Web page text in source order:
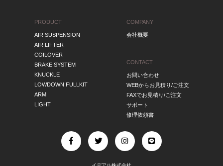
PRODUCT
AIR SUSPENSION
AIR LIFTER
COILOVER
BRAKE SYSTEM
KNUCKLE
LOWDOWN FULLKIT
ARM
LIGHT
COMPANY
会社概要
CONTACT
お問い合わせ
WEBからお見積り/ご注文
FAXでお見積り/ご注文
サポート
修理依頼書